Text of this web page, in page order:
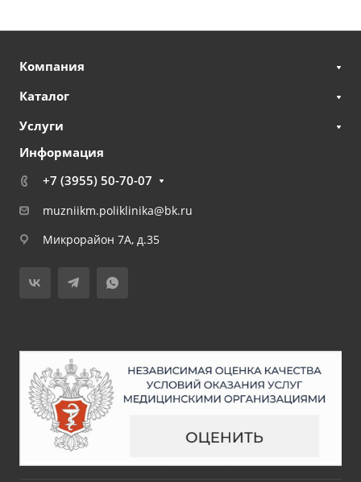
Компания
Каталог
Услуги
Информация
+7 (3955) 50-70-07
muzniikm.poliklinika@bk.ru
Микрорайон 7А, д.35